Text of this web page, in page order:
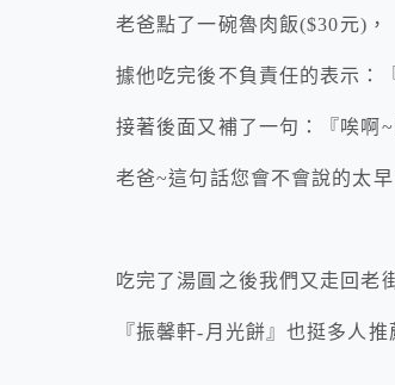
老爸點了一碗魯肉飯($30元)，
據他吃完後不負責任的表示：
接著後面又補了一句：『唉啊
老爸~這句話您會不會說的太早
吃完了湯圓之後我們又走回老
『振馨軒-月光餅』也挺多人